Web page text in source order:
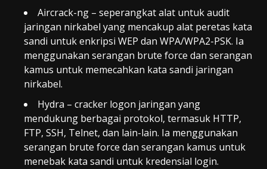
Aircrack-ng – seperangkat alat untuk audit
jaringan nirkabel yang mencakup alat peretas kata
sandi untuk enkripsi WEP dan WPA/WPA2-PSK. Ia
menggunakan serangan brute force dan serangan
kamus untuk memecahkan kata sandi jaringan
nirkabel.
Hydra – cracker logon jaringan yang
mendukung berbagai protokol, termasuk HTTP,
FTP, SSH, Telnet, dan lain-lain. Ia menggunakan
serangan brute force dan serangan kamus untuk
menebak kata sandi untuk kredensial login.